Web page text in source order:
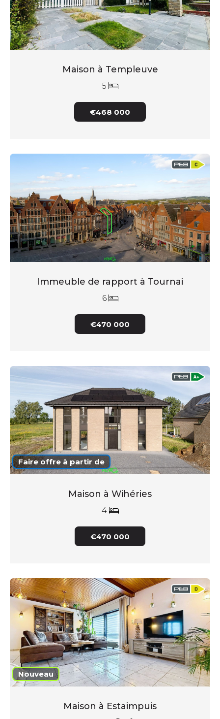
Maison à Templeuve
5
€468 000
Immeuble de rapport à Tournai
6
€470 000
Faire offre à partir de
Maison à Wihéries
4
€470 000
Nouveau
Maison à Estaimpuis